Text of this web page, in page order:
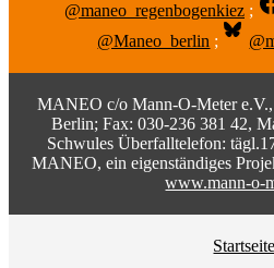
@maneo_regenbogenkiez ;
@Maneo_berlin ;
MANEO c/o Mann-O-Meter
Berlin; Fax: 030-236 381 42,
Schwules Überfalltelefon:
MANEO, ein eigenständiges
www.mann-o-
Startseite